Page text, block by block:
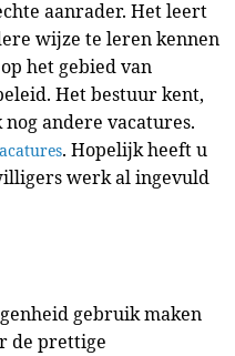
aanrader. Het leert
wijze te leren kennen
het gebied van
Het bestuur kent,
andere vacatures.
. Hopelijk heeft u
werk al ingevuld
gebruik maken
de prettige